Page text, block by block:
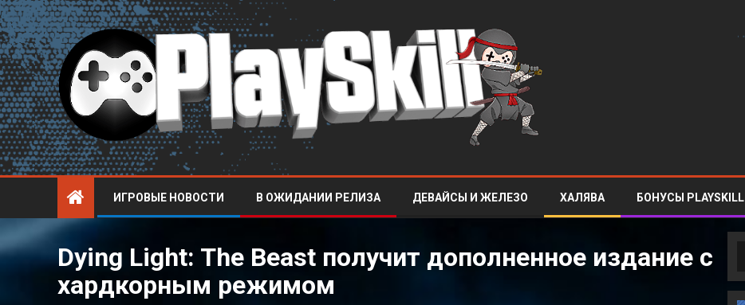
ИГРОВЫЕ НОВОСТИ В ОЖИДАНИИ РЕЛИЗА ДЕВАЙСЫ И ЖЕЛЕЗО ХАЛЯВА БОНУСЫ PLAYSKILL
Dying Light: The Beast получит дополненное издание с
хардкорным режимом